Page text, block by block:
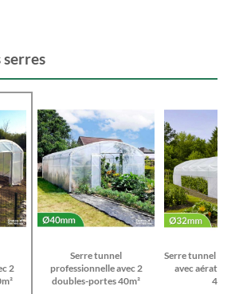
serres
2
Serre tunnel
professionnelle avec 2
doubles-portes 40m²
Serre tunnel
avec aérations
48m²